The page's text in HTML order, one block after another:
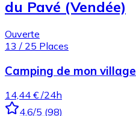
du Pavé (Vendée)
Ouverte
13 / 25 Places
Camping de mon village
14,44 € /24h
4.6/5 (98)